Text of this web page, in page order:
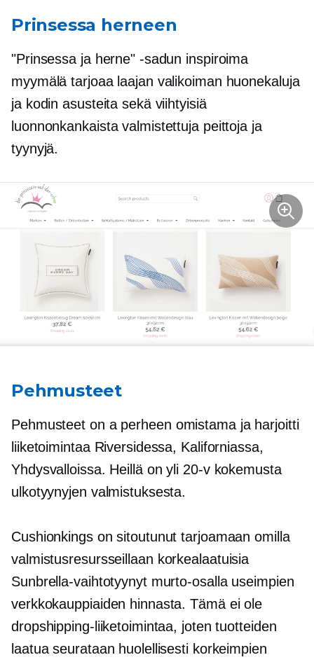
Prinsessa herneen
"Prinsessa ja herne" -sadun inspiroima
myymälä tarjoaa laajan valikoiman huonekaluja
ja kodin asusteita sekä viihtyisiä
luonnonkankaista valmistettuja peittoja ja
tyynyjä.
Pehmusteet
Pehmusteet on a perheen omistamaja harjoitti
liiketoimintaa Riversidessa, Kaliforniassa,
Yhdysvalloissa. Heillä on yli 20-vkokemusta
ulkotyynyjen valmistuksesta.
Cushionkings on sitoutunut tarjoamaan omilla
valmistusresursseillaan korkealaatuisia
Sunbrella-vaihtotyynyt murto-osalla useimpien
verkkokauppiaiden hinnasta. Tämä ei ole
dropshipping-liiketoimintaa, joten tuotteiden
laatua seurataan huolellisesti korkeimpien